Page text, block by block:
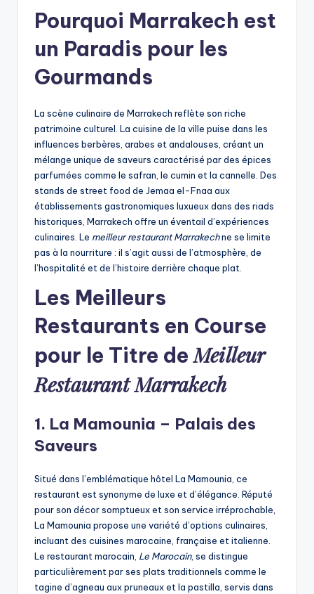
Pourquoi Marrakech est
un Paradis pour les
Gourmands
La scène culinaire de Marrakech reflète son riche
patrimoine culturel. La cuisine de la ville puise dans les
influences berbères, arabes et andalouses, créant un
mélange unique de saveurs caractérisé par des épices
parfumées comme le safran, le cumin et la cannelle. Des
stands de street food de Jemaa el-Fnaa aux
établissements gastronomiques luxueux dans des riads
historiques, Marrakech offre un éventail d’expériences
culinaires. Le meilleur restaurant Marrakechne se limite
pas à la nourriture : il s’agit aussi de l’atmosphère, de
l’hospitalité et de l’histoire derrière chaque plat.
Les Meilleurs
Restaurants en Course
pour le Titre deMeilleur
Restaurant Marrakech
1. La Mamounia – Palais des
Saveurs
Situé dans l’emblématique hôtel La Mamounia, ce
restaurant est synonyme de luxe et d’élégance. Réputé
pour son décor somptueux et son service irréprochable,
La Mamounia propose une variété d’options culinaires,
incluant des cuisines marocaine, française et italienne.
Le restaurant marocain, Le Marocain, se distingue
particulièrement par ses plats traditionnels comme le
tagine d’agneau aux pruneaux et la pastilla, servis dans